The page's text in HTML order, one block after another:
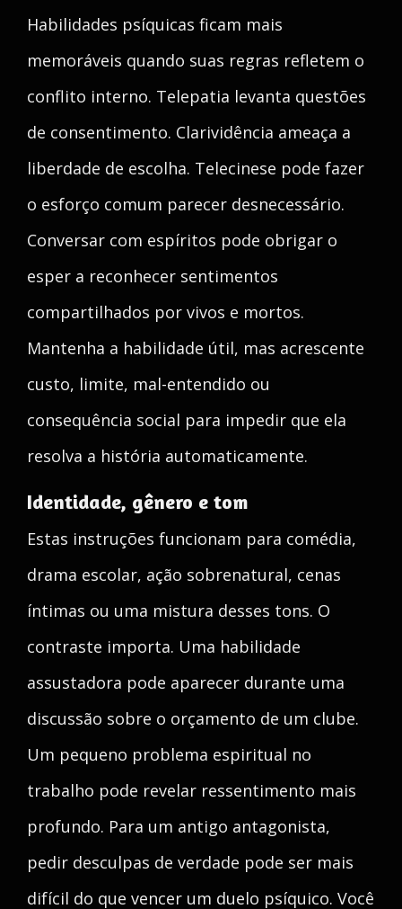
Habilidades psíquicas ficam mais
memoráveis quando suas regras refletem o
conflito interno. Telepatia levanta questões
de consentimento. Clarividência ameaça a
liberdade de escolha. Telecinese pode fazer
o esforço comum parecer desnecessário.
Conversar com espíritos pode obrigar o
esper a reconhecer sentimentos
compartilhados por vivos e mortos.
Mantenha a habilidade útil, mas acrescente
custo, limite, mal-entendido ou
consequência social para impedir que ela
resolva a história automaticamente.
Identidade, gênero e tom
Estas instruções funcionam para comédia,
drama escolar, ação sobrenatural, cenas
íntimas ou uma mistura desses tons. O
contraste importa. Uma habilidade
assustadora pode aparecer durante uma
discussão sobre o orçamento de um clube.
Um pequeno problema espiritual no
trabalho pode revelar ressentimento mais
profundo. Para um antigo antagonista,
pedir desculpas de verdade pode ser mais
difícil do que vencer um duelo psíquico. Você